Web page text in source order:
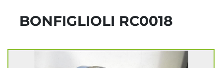
BONFIGLIOLI RC0018